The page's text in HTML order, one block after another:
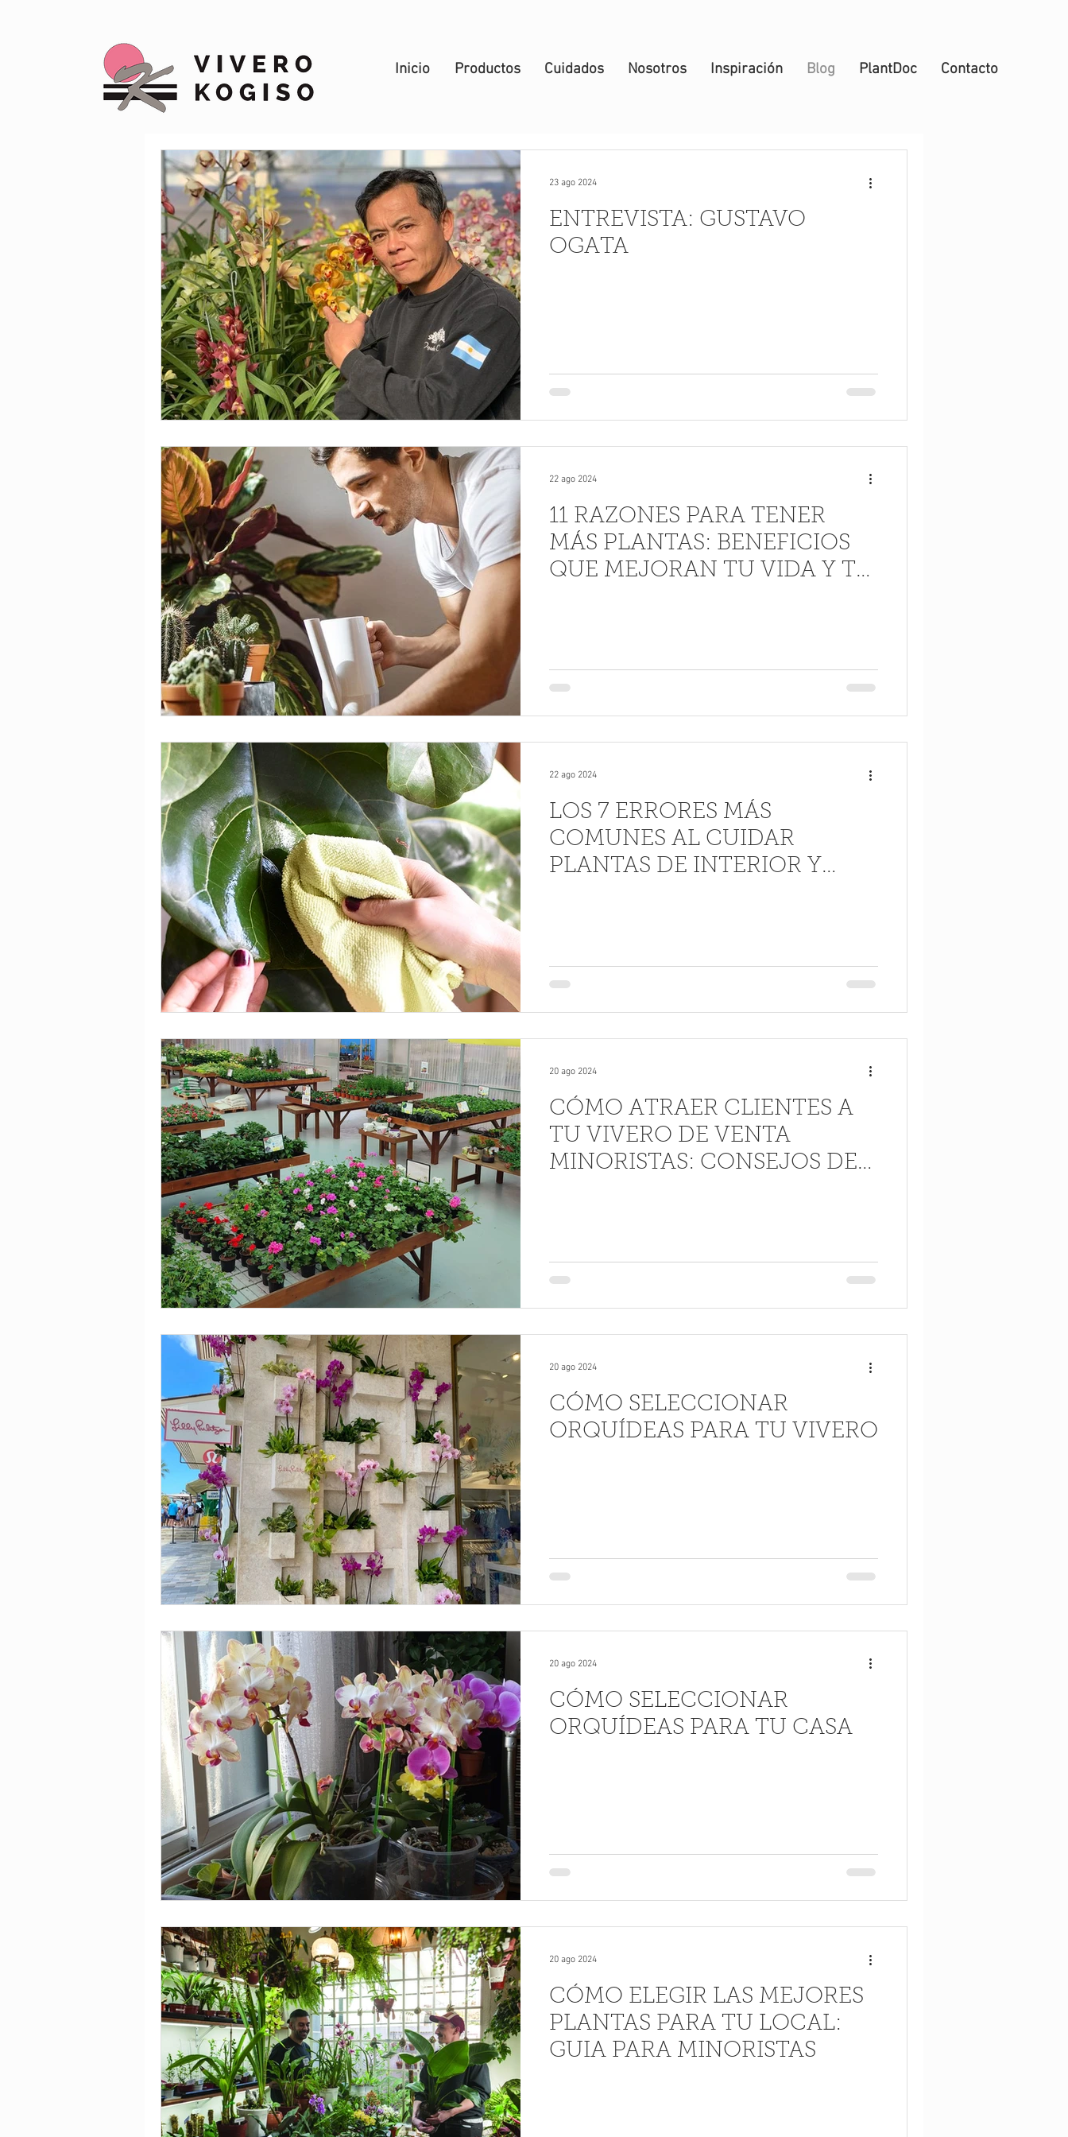
Inicio Productos Cuidados Nosotros Inspiración Blog PlantDoc Contacto
ENTREVISTA: GUSTAVO
OGATA
23 ago 2024
11 RAZONES PARA TENER
MÁS PLANTAS: BENEFICIOS
QUE MEJORAN TU VIDA Y TU
22 ago 2024
LOS 7 ERRORES MÁS
COMUNES AL CUIDAR
PLANTAS DE INTERIOR Y
22 ago 2024
CÓMO ATRAER CLIENTES A
TU VIVERO DE VENTA
MINORISTAS: CONSEJOS DE
20 ago 2024
CÓMO SELECCIONAR
ORQUÍDEAS PARA TU VIVERO
20 ago 2024
CÓMO SELECCIONAR
ORQUÍDEAS PARA TU CASA
20 ago 2024
CÓMO ELEGIR LAS MEJORES
PLANTAS PARA TU LOCAL:
GUIA PARA MINORISTAS
20 ago 2024